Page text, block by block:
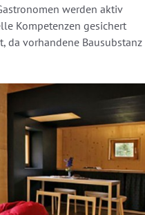
werden aktiv
Kompetenzen gesichert
da vorhandene Bausubstanz